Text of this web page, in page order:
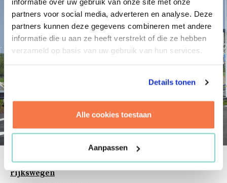
partners voor social media, adverteren en analyse. Deze
partners kunnen deze gegevens combineren met andere
informatie die u aan ze heeft verstrekt of die ze hebben
verzameld op basis van uw gebruik van hun services.
Details tonen
Alle cookies toestaan
Aanpassen
Vermeulen Groep – Groot variabel onderhoud
rijkswegen